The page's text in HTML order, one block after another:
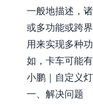
一般地描述，
或多功能或跨
用来实现多种
如，卡车可能
小鹏｜自定义
一、解决问题